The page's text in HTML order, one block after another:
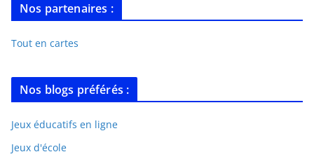
Nos partenaires :
Tout en cartes
Nos blogs préférés :
Jeux éducatifs en ligne
Jeux d'école